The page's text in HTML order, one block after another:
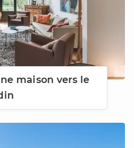
maison vers le